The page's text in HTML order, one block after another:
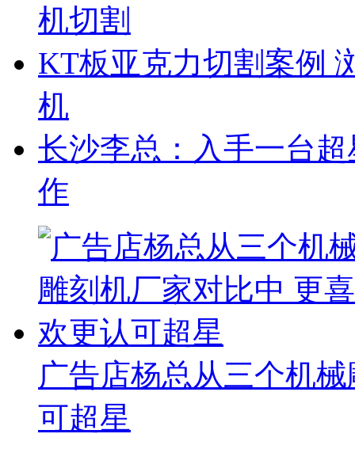
机切割
KT板亚克力切割案例
机
长沙李总：入手一台
作
广告店杨总从三个机
可超星